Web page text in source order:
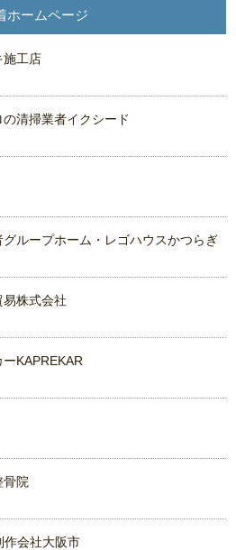
ホームページ
施工店
清掃業者イクシード
ループホーム・レゴハウスかつらぎ
株式会社
KAPREKAR
骨院
作会社大阪市